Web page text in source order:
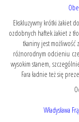
Ekskluzywny krótki żakiet
ozdobnych haftek żakiet z
tkaniny jest
różnorodnym odcieniu
wysokim stanem,
Fara ładnie też się
Władysława